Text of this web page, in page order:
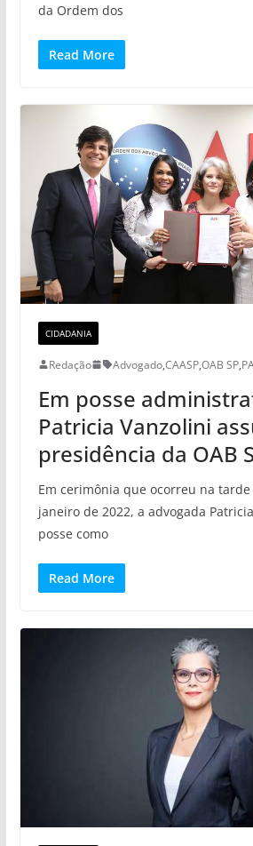
da Ordem dos
Read More
CIDADANIA
Redação Advogado,CAASP,OAB SP,
Em posse
Patricia Vanzolini
presidência da OAB
Em cerimônia que ocorreu na
janeiro de 2022, a advogada
posse como
Read More